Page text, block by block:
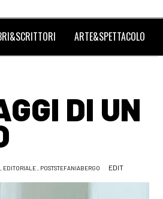
ARTE&SPETTACOLO
DI UN
, EDITORIALE, POSTSTEFANIABERGO EDIT